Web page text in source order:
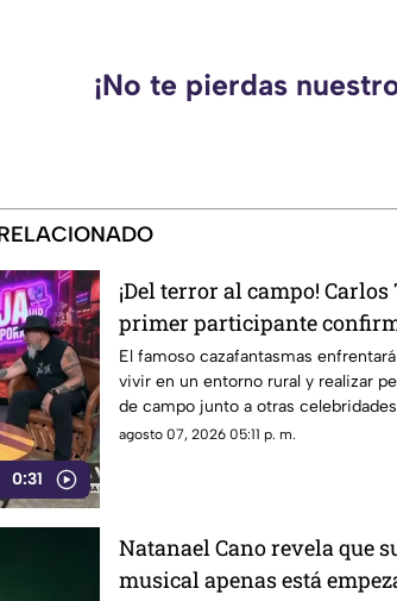
¡No te pierdas
0:31
¡Del terror al campo! Carlos
primer participante
La Granja VIP 2026
El famoso cazafantasmas
vivir en un entorno rural y realizar
de campo junto a otras
agosto 07, 2026 05:11 p. m.
Natanael Cano revela que
musical apenas está